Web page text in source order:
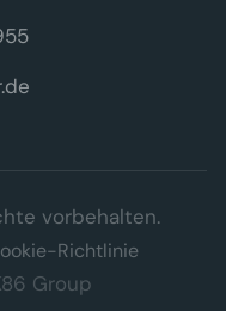
vorbehalten.
Richtlinie
Group
technisch notwendige
oder Marketing-Cookies